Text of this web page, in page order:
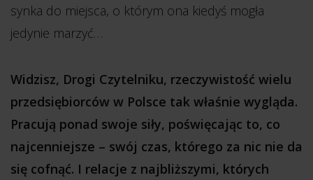
synka do miejsca, o którym ona kiedyś mogła
jedynie marzyć…
Widzisz, Drogi Czytelniku, rzeczywistość wielu
przedsiębiorców w Polsce tak właśnie wygląda.
Pracują ponad swoje siły, poświęcając to, co
najcenniejsze – swój czas, którego za nic nie da
się cofnąć. I relacje z najbliższymi, których